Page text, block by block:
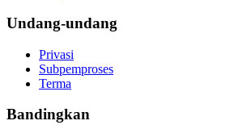
Undang-undang
Privasi
Subpemproses
Terma
Bandingkan